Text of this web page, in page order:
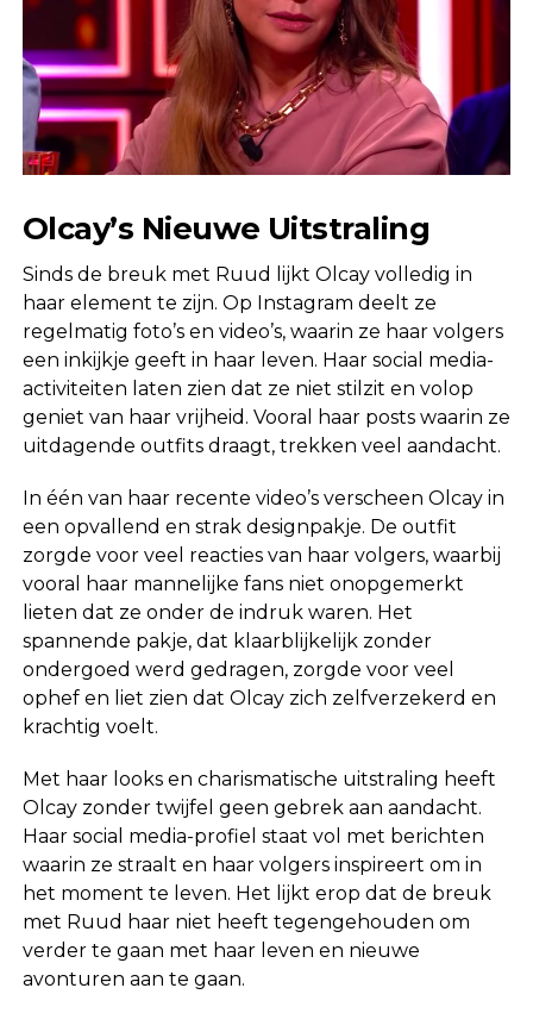
Olcay’s Nieuwe Uitstraling
Sinds de breuk met Ruud lijkt Olcay volledig in
haar element te zijn. Op Instagram deelt ze
regelmatig foto’s en video’s, waarin ze haar volgers
een inkijkje geeft in haar leven. Haar social media-
activiteiten laten zien dat ze niet stilzit en volop
geniet van haar vrijheid. Vooral haar posts waarin ze
uitdagende outfits draagt, trekken veel aandacht.
In één van haar recente video’s verscheen Olcay in
een opvallend en strak designpakje. De outfit
zorgde voor veel reacties van haar volgers, waarbij
vooral haar mannelijke fans niet onopgemerkt
lieten dat ze onder de indruk waren. Het
spannende pakje, dat klaarblijkelijk zonder
ondergoed werd gedragen, zorgde voor veel
ophef en liet zien dat Olcay zich zelfverzekerd en
krachtig voelt.
Met haar looks en charismatische uitstraling heeft
Olcay zonder twijfel geen gebrek aan aandacht.
Haar social media-profiel staat vol met berichten
waarin ze straalt en haar volgers inspireert om in
het moment te leven. Het lijkt erop dat de breuk
met Ruud haar niet heeft tegengehouden om
verder te gaan met haar leven en nieuwe
avonturen aan te gaan.